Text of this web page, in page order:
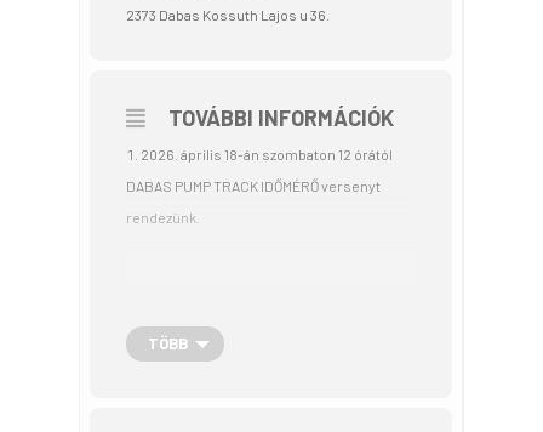
2373 Dabas Kossuth Lajos u 36.
TOVÁBBI INFORMÁCIÓK
2026. április 18-án szombaton 12 órától
DABAS PUMP TRACK IDŐMÉRŐ versenyt
rendezünk.
A verseny időpontja: 2026. április 18,
TÖBB